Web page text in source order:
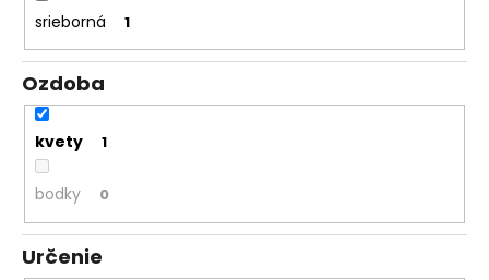
srieborná 1
Ozdoba
kvety 1
bodky 0
Určenie